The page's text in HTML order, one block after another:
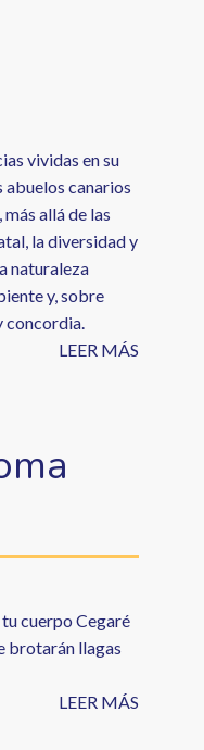
vividas en su
abuelos canarios
allá de las
la diversidad y
naturaleza
y, sobre
concordia.
LEER MÁS
cuerpo Cegaré
brotarán llagas
LEER MÁS